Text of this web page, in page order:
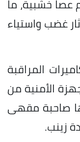
عصا خشبية، ما
غضب واستياء
المراقبة
الأمنية من
صاحبة مقهى
زينب.